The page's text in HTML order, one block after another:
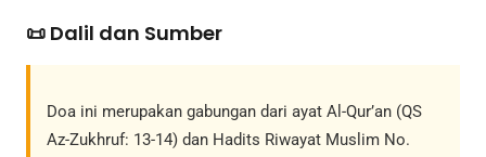
📜 Dalil dan Sumber
Doa ini merupakan gabungan dari ayat Al-Qur’an (QS
Az-Zukhruf: 13-14) dan Hadits Riwayat Muslim No.